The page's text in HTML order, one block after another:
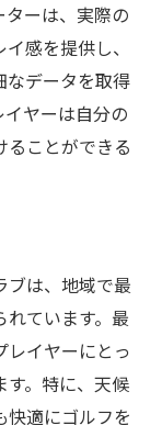
ーは、実際の
感を提供し、
なデータを取得
ヤーは自分の
ことができる
ブは、地域で最
ています。最
イヤーにとっ
す。特に、天候
適にゴルフを